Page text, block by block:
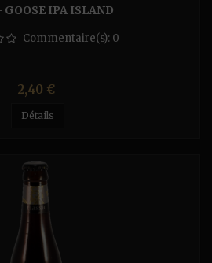
GOOSE IPA ISLAND
Commentaire(s): 0
Prix
2,40 €
Détails